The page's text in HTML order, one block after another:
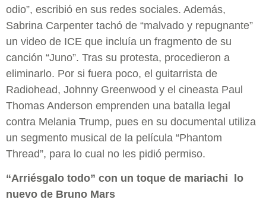
odio”, escribió en sus redes sociales. Además,
Sabrina Carpenter tachó de “malvado y repugnante”
un video de ICE que incluía un fragmento de su
canción “Juno”. Tras su protesta, procedieron a
eliminarlo. Por si fuera poco, el guitarrista de
Radiohead, Johnny Greenwood y el cineasta Paul
Thomas Anderson emprenden una batalla legal
contra Melania Trump, pues en su documental utiliza
un segmento musical de la película “Phantom
Thread”, para lo cual no les pidió permiso.
“Arriésgalo todo” con un toque de mariachi lo
nuevo de Bruno Mars